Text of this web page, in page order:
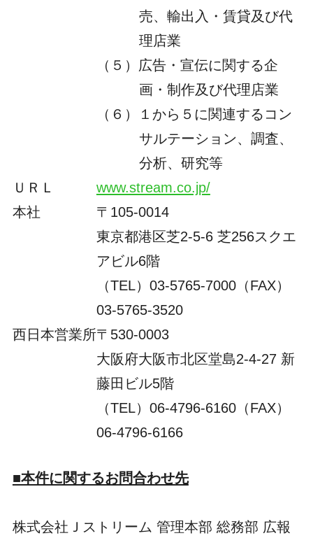
売、輸出入・賃貸及び代
理店業
（５）広告・宣伝に関する企
画・制作及び代理店業
（６）１から５に関連するコン
サルテーション、調査、
分析、研究等
ＵＲＬ
www.stream.co.jp/
本社
〒105-0014
東京都港区芝2-5-6 芝256スクエ
アビル6階
（TEL）03-5765-7000（FAX）
03-5765-3520
西日本営業所〒530-0003
大阪府大阪市北区堂島2-4-27 新
藤田ビル5階
（TEL）06-4796-6160（FAX）
06-4796-6166
■本件に関するお問合わせ先
株式会社Ｊストリーム 管理本部 総務部 広報